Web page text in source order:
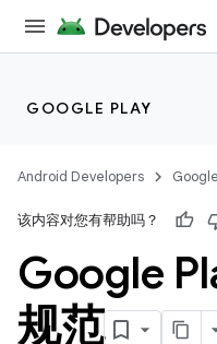
GOOGLE PLAY
Android Developers
该内容对您有帮助吗？
Google
规范